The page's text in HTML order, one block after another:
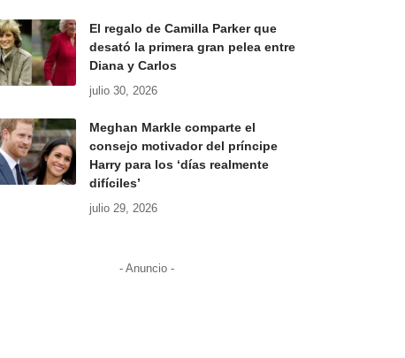
El regalo de Camilla Parker que
desató la primera gran pelea entre
Diana y Carlos
julio 30, 2026
Meghan Markle comparte el
consejo motivador del príncipe
Harry para los ‘días realmente
difíciles’
julio 29, 2026
- Anuncio -